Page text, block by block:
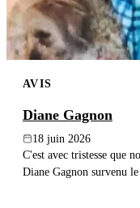
AVIS
Diane Gagnon
18 juin 2026
C'est avec tristesse que
Diane Gagnon survenu le